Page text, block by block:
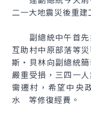
二一大地震災後重建
副總統中午首先
互助村中原部落等
斯‧貝林向副總統簡
嚴重受損，三四一
需遷村，希望中央
水 等修復經費。